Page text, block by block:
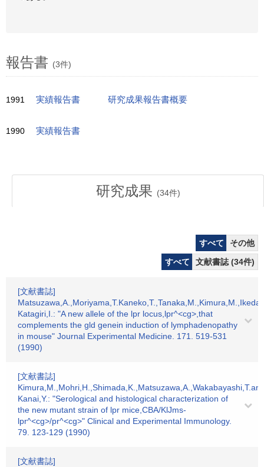
報告書 (3件)
1991 実績報告書 研究成果報告書概要
1990 実績報告書
研究成果 (34件)
すべて
その他
すべて
文献書誌 (34件)
[文献書誌]
Katagiri,I.: "A new allele of the lpr locus,lpr^<cg>,that
complements the gld genein induction of lymphadenopathy
in mouse" Journal Experimental Medicine. 171. 519-531
(1990)
[文献書誌]
Kanai,Y.: "Serological and histological characterization of
the new mutant strain of lpr mice,CBA/KlJms-
lpr^<cg>/pr^<cg>" Clinical and Experimental Immunology.
79. 123-129 (1990)
[文献書誌]